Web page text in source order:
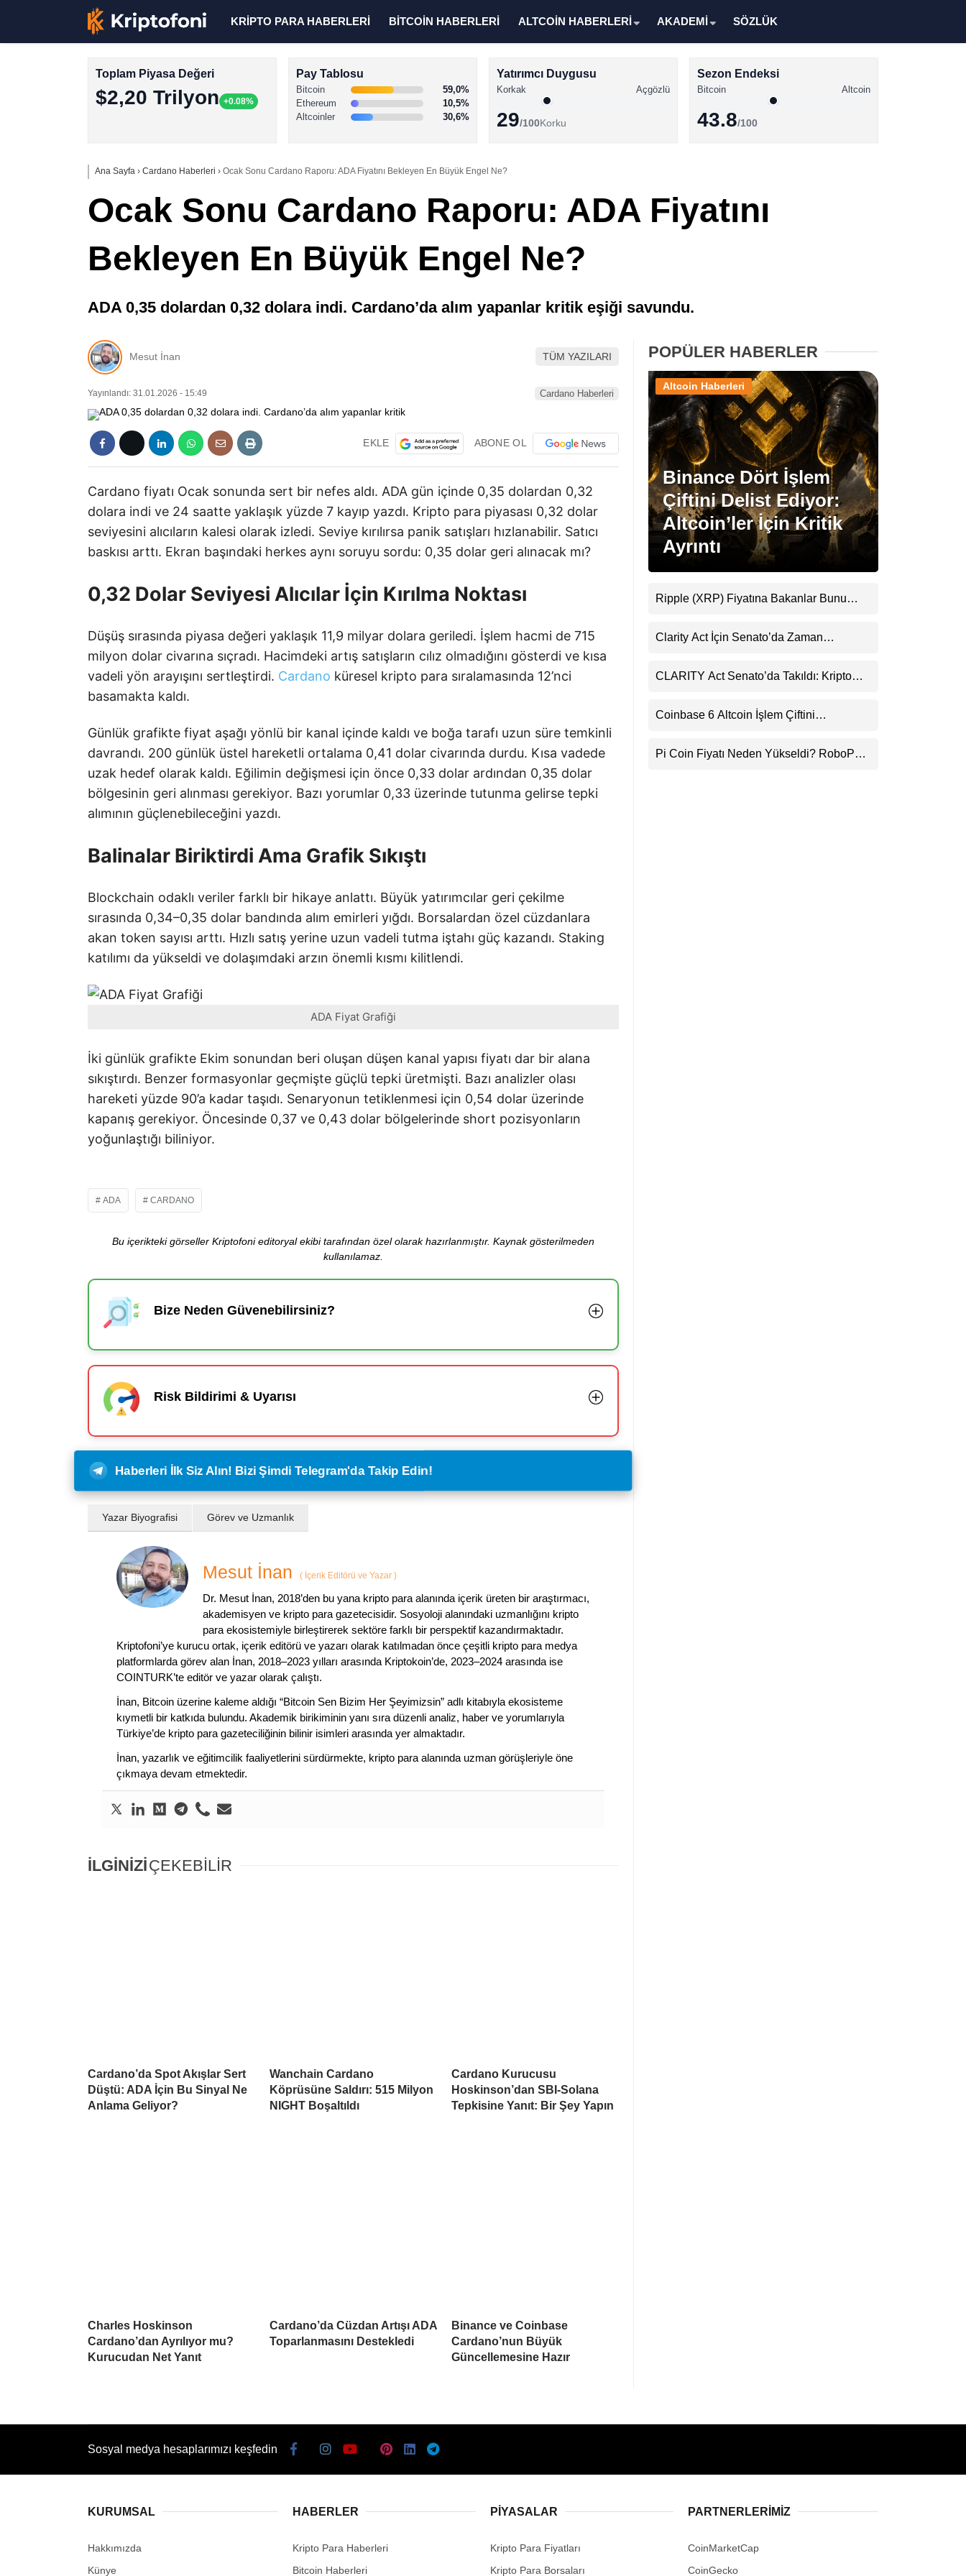
Stablecoin Haberleri
Facebook
Instagram
Youtube
KRİPTO PARA HABERLERİ BİTCOİN HABERLERİ ALTCOİN HABERLERİ AKADEMİ SÖZLÜK
Toplam Piyasa Değeri
$2,20 Trilyon +0.08%
Pay Tablosu
Bitcoin
59,0%
Ethereum
10,5%
Altcoinler
30,6%
Yatırımcı Duygusu
Korkak Açgözlü
29/100Korku
Sezon Endeksi
Bitcoin Altcoin
43.8/100
Ana Sayfa › Cardano Haberleri › Ocak Sonu Cardano Raporu: ADA Fiyatını Bekleyen En Büyük Engel Ne?
Ocak Sonu Cardano Raporu: ADA Fiyatını
Bekleyen En Büyük Engel Ne?
ADA 0,35 dolardan 0,32 dolara indi. Cardano’da alım yapanlar kritik eşiği savundu.
Mesut İnan TÜM YAZILARI
Yayınlandı: 31.01.2026 - 15:49 Cardano Haberleri
EKLE ABONE OL
Cardano fiyatı Ocak sonunda sert bir nefes aldı. ADA gün içinde 0,35 dolardan 0,32
dolara indi ve 24 saatte yaklaşık yüzde 7 kayıp yazdı. Kripto para piyasası 0,32 dolar
seviyesini alıcıların kalesi olarak izledi. Seviye kırılırsa panik satışları hızlanabilir. Satıcı
baskısı arttı. Ekran başındaki herkes aynı soruyu sordu: 0,35 dolar geri alınacak mı?
0,32 Dolar Seviyesi Alıcılar İçin Kırılma Noktası
Düşüş sırasında piyasa değeri yaklaşık 11,9 milyar dolara geriledi. İşlem hacmi de 715
milyon dolar civarına sıçradı. Hacimdeki artış satışların cılız olmadığını gösterdi ve kısa
vadeli yön arayışını sertleştirdi. Cardano küresel kripto para sıralamasında 12’nci
basamakta kaldı.
Günlük grafikte fiyat aşağı yönlü bir kanal içinde kaldı ve boğa tarafı uzun süre temkinli
davrandı. 200 günlük üstel hareketli ortalama 0,41 dolar civarında durdu. Kısa vadede
uzak hedef olarak kaldı. Eğilimin değişmesi için önce 0,33 dolar ardından 0,35 dolar
bölgesinin geri alınması gerekiyor. Bazı yorumlar 0,33 üzerinde tutunma gelirse tepki
alımının güçlenebileceğini yazdı.
Balinalar Biriktirdi Ama Grafik Sıkıştı
Blockchain odaklı veriler farklı bir hikaye anlattı. Büyük yatırımcılar geri çekilme
sırasında 0,34–0,35 dolar bandında alım emirleri yığdı. Borsalardan özel cüzdanlara
akan token sayısı arttı. Hızlı satış yerine uzun vadeli tutma iştahı güç kazandı. Staking
katılımı da yükseldi ve dolaşımdaki arzın önemli kısmı kilitlendi.
ADA Fiyat Grafiği
İki günlük grafikte Ekim sonundan beri oluşan düşen kanal yapısı fiyatı dar bir alana
sıkıştırdı. Benzer formasyonlar geçmişte güçlü tepki üretmişti. Bazı analizler olası
hareketi yüzde 90’a kadar taşıdı. Senaryonun tetiklenmesi için 0,54 dolar üzerinde
kapanış gerekiyor. Öncesinde 0,37 ve 0,43 dolar bölgelerinde short pozisyonların
yoğunlaştığı biliniyor.
ADA CARDANO
Bu içerikteki görseller Kriptofoni editoryal ekibi tarafından özel olarak hazırlanmıştır. Kaynak gösterilmeden
kullanılamaz.
Bize Neden Güvenebilirsiniz?
Risk Bildirimi & Uyarısı
Haberleri İlk Siz Alın! Bizi Şimdi Telegram'da Takip Edin!
Yazar Biyografisi Görev ve Uzmanlık
Mesut İnan ( İçerik Editörü ve Yazar )
Dr. Mesut İnan, 2018’den bu yana kripto para alanında içerik üreten bir araştırmacı,
akademisyen ve kripto para gazetecisidir. Sosyoloji alanındaki uzmanlığını kripto
para ekosistemiyle birleştirerek sektöre farklı bir perspektif kazandırmaktadır.
Kriptofoni’ye kurucu ortak, içerik editörü ve yazarı olarak katılmadan önce çeşitli kripto para medya
platformlarda görev alan İnan, 2018–2023 yılları arasında Kriptokoin’de, 2023–2024 arasında ise
COINTURK’te editör ve yazar olarak çalıştı.
İnan, Bitcoin üzerine kaleme aldığı “Bitcoin Sen Bizim Her Şeyimizsin” adlı kitabıyla ekosisteme
kıymetli bir katkıda bulundu. Akademik birikiminin yanı sıra düzenli analiz, haber ve yorumlarıyla
Türkiye’de kripto para gazeteciliğinin bilinir isimleri arasında yer almaktadır.
İnan, yazarlık ve eğitimcilik faaliyetlerini sürdürmekte, kripto para alanında uzman görüşleriyle öne
çıkmaya devam etmektedir.
İLGİNİZİÇEKEBİLİR
Cardano’da Spot Akışlar Sert
Düştü: ADA İçin Bu Sinyal Ne
Anlama Geliyor?
Wanchain Cardano
Köprüsüne Saldırı: 515 Milyon
NIGHT Boşaltıldı
Cardano Kurucusu
Hoskinson’dan SBI-Solana
Tepkisine Yanıt: Bir Şey Yapın
Charles Hoskinson
Cardano’dan Ayrılıyor mu?
Kurucudan Net Yanıt
Cardano’da Cüzdan Artışı ADA
Toparlanmasını Destekledi
Binance ve Coinbase
Cardano’nun Büyük
Güncellemesine Hazır
POPÜLER HABERLER
Binance Dört İşlem
Çiftini Delist Ediyor:
Altcoin’ler İçin Kritik
Ayrıntı
Altcoin Haberleri
Ripple (XRP) Fiyatına Bakanlar Bunu
Uyarı
Clarity Act İçin Senato’da Zaman
CLARITY Act Senato’da Takıldı: Kripto
Coinbase 6 Altcoin İşlem Çiftini
Pi Coin Fiyatı Neden Yükseldi? RoboPay
Sosyal medya hesaplarımızı keşfedin
KURUMSAL
Hakkımızda
Künye
HABERLER
Kripto Para Haberleri
Bitcoin Haberleri
PIYASALAR
Kripto Para Fiyatları
Kripto Para Borsaları
PARTNERLERIMIZ
CoinMarketCap
CoinGecko